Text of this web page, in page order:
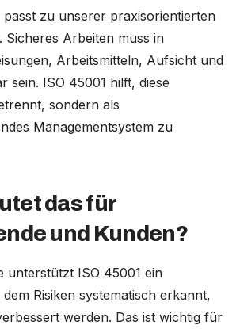
passt zu unserer praxisorientierten
Sicheres Arbeiten muss in
Arbeitsmitteln, Aufsicht und
sein. ISO 45001 hilft, diese
sondern als
Managementsystem zu
das für
und Kunden?
unterstützt ISO 45001 ein
Risiken systematisch erkannt,
werden. Das ist wichtig für